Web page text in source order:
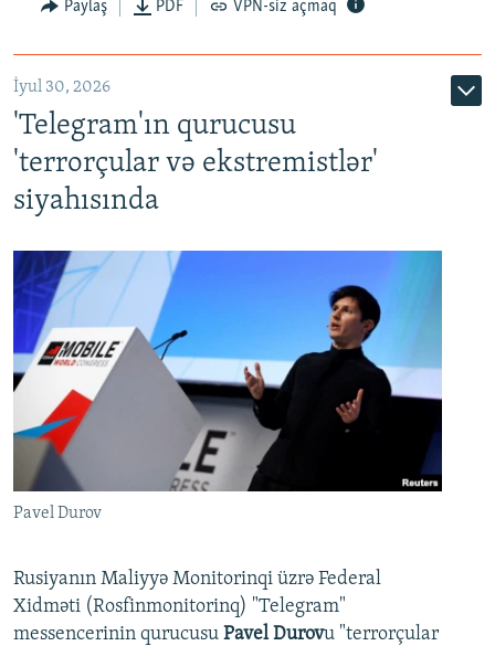
Paylaş PDF VPN-siz açmaq
İyul 30, 2026
'Telegram'ın qurucusu
'terrorçular və ekstremistlər'
siyahısında
Pavel Durov
Rusiyanın Maliyyə Monitorinqi üzrə Federal
Xidməti (Rosfinmonitorinq) "Telegram"
messencerinin qurucusu Pavel Durovu "terrorçular